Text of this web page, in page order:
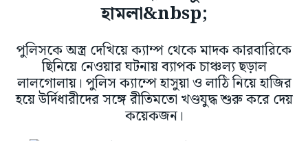
হামলা&nbsp;
পুলিসকে অস্ত্র দেখিয়ে ক্যাম্প থেকে মাদক কারবারিকে
ছিনিয়ে নেওয়ার ঘটনায় ব্যাপক চাঞ্চল্য ছড়াল
লালগোলায়। পুলিস ক্যাম্পে হাসুয়া ও লাঠি নিয়ে হাজির
হয়ে উর্দিধারীদের সঙ্গে রীতিমতো খণ্ডযুদ্ধ শুরু করে দেয়
কয়েকজন।